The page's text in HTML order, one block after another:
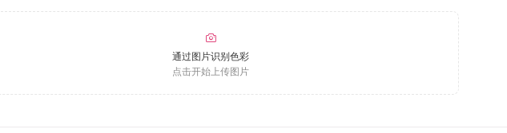
通过图片识别色彩
点击开始上传图片